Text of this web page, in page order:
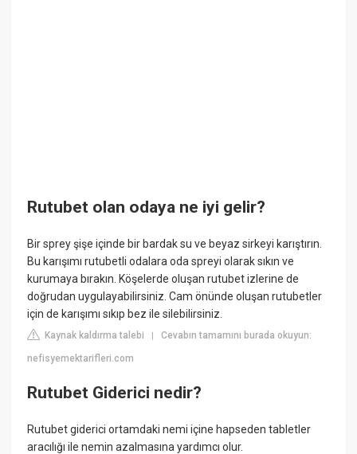
Rutubet olan odaya ne iyi gelir?
Bir sprey şişe içinde bir bardak su ve beyaz sirkeyi karıştırın.
Bu karışımı rutubetli odalara oda spreyi olarak sıkın ve
kurumaya bırakın. Köşelerde oluşan rutubet izlerine de
doğrudan uygulayabilirsiniz. Cam önünde oluşan rutubetler
için de karışımı sıkıp bez ile silebilirsiniz.
Kaynak kaldırma talebi |Cevabın tamamını burada okuyun:
nefisyemektarifleri.com
Rutubet Giderici nedir?
Rutubet giderici ortamdaki nemi içine hapseden tabletler
aracılığı ile nemin azalmasına yardımcı olur.